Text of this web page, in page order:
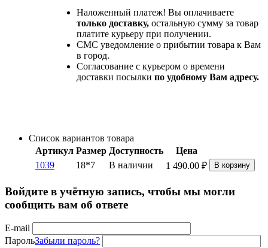
Наложенный платеж! Вы оплачиваете
только доставку, остальную сумму за товар
платите курьеру при получении.
СМС уведомление о прибытии товара к Вам
в город.
Согласование с курьером о времени
доставки посылки по удобному Вам адресу.
Список вариантов товара
Артикул Размер Доступность
Цена
1039
18*7 В наличии 1 490.00 ₽ В корзину
Войдите в учётную запись, чтобы мы могли
сообщить вам об ответе
E-mail
ПарольЗабыли пароль?